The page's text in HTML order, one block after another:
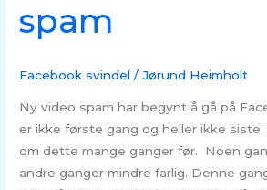
spam
Facebook svindel /Jørund Heimholt
Ny video spam har begynt å gå på
er ikke første gang og heller ikke
om dette mange ganger før. Noen
andre ganger mindre farlig. Denne